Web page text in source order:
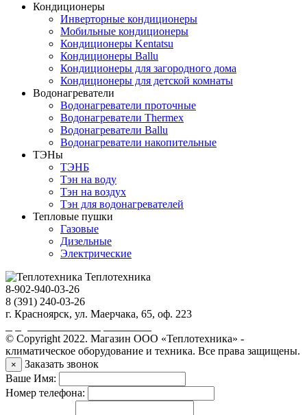
Кондиционеры
Инверторные кондиционеры
Мобильные кондиционеры
Кондиционеры Kentatsu
Кондиционеры Ballu
Кондиционеры для загородного дома
Кондиционеры для детской комнаты
Водонагреватели
Водонагреватели проточные
Водонагреватели Thermex
Водонагреватели Ballu
Водонагреватели накопительные
ТЭНы
ТЭНБ
Тэн на воду
Тэн на воздух
Тэн для водонагревателей
Тепловые пушки
Газовые
Дизельные
Электрические
Теплотехника
8-902-940-03-26
8 (391) 240-03-26
г. Красноярск, ул. Маерчака, 65, оф. 223
© Copyright 2022. Магазин ООО «Теплотехника» -
климатическое оборудование и техника. Все права защищены.
×
Заказать звонок
Ваше Имя:
Номер телефона: